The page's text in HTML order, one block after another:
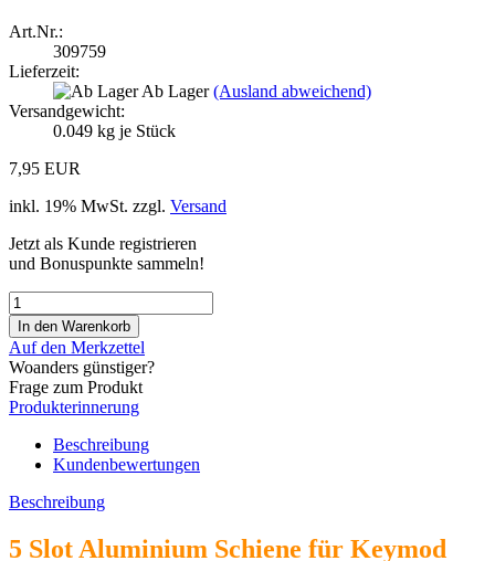
Art.Nr.:
309759
Lieferzeit:
Ab Lager(Ausland abweichend)
Versandgewicht:
0.049 kg je Stück
7,95 EUR
inkl. 19% MwSt. zzgl. Versand
Jetzt als Kunde registrieren
und Bonuspunkte sammeln!
Auf den Merkzettel
Woanders günstiger?
Frage zum Produkt
Produkterinnerung
Beschreibung
Kundenbewertungen
Beschreibung
5 Slot Aluminium Schiene für Keymod